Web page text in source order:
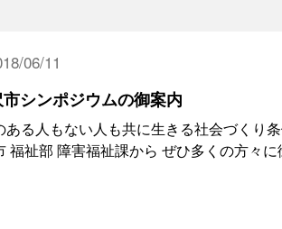
06/11
シンポジウムの御案内
ある人もない人も共に生きる社会づくり
福祉部 障害福祉課から ぜひ多くの方々に